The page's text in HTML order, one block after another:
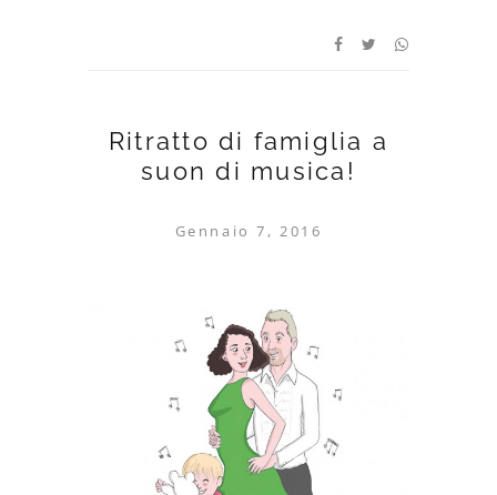
Ritratto di famiglia a
suon di musica!
Gennaio 7, 2016